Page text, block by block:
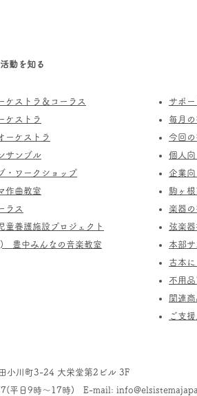
活動を知る
ケストラ＆コーラス
ケストラ
ーケストラ
サンブル
・ワークショップ
作曲教室
ラス
童養護施設プロジェクト
豊中みんなの音楽教室
サポ
毎月
今回
個人
企業
駒ヶ
楽器
弦楽
本部
古本に
不用
関連
ご支
小川町3-24 大栄堂第2ビル 3F
平日9時～17時) E-mail: